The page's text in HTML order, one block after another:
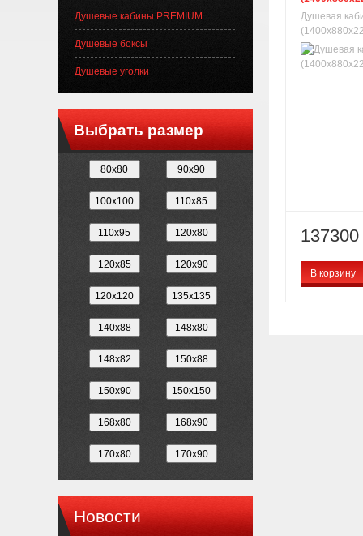
Душевая
В корзину
Душевые кабины PREMIUM
Душевые боксы
Душевые уголки
Выбрать размер
Новости